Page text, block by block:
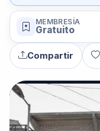
MEMBRESÍA
Gratuito
Compartir